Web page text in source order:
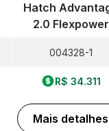
Hatch
2.0 Flexpower
004328-1
R$ 34.311
Mais detalhes